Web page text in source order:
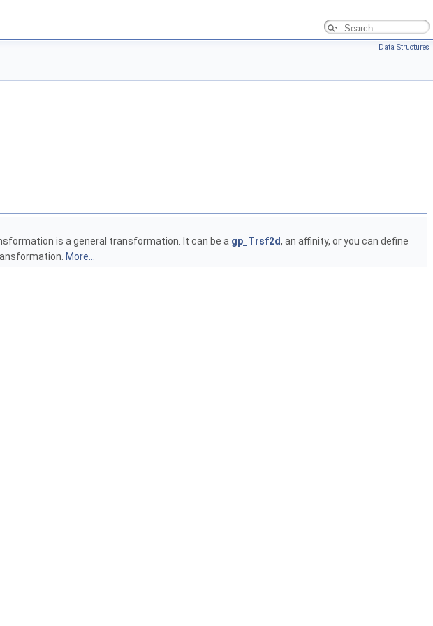
Data Structures
is a general transformation. It can be a gp_Trsf2d, an affinity, or you can define
More...